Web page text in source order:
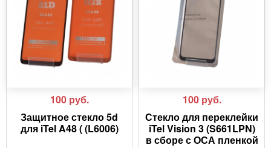
100 руб.
Защитное стекло 5d
для iTel A48 ( (L6006)
100 руб.
Стекло для переклейки
iTel Vision 3 (S661LPN)
в сборе с ОСА пленкой